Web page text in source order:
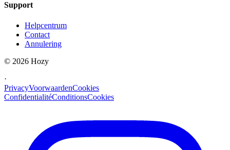
Support
Helpcentrum
Contact
Annulering
© 2026 Hozy
·
PrivacyVoorwaardenCookies
ConfidentialitéConditionsCookies